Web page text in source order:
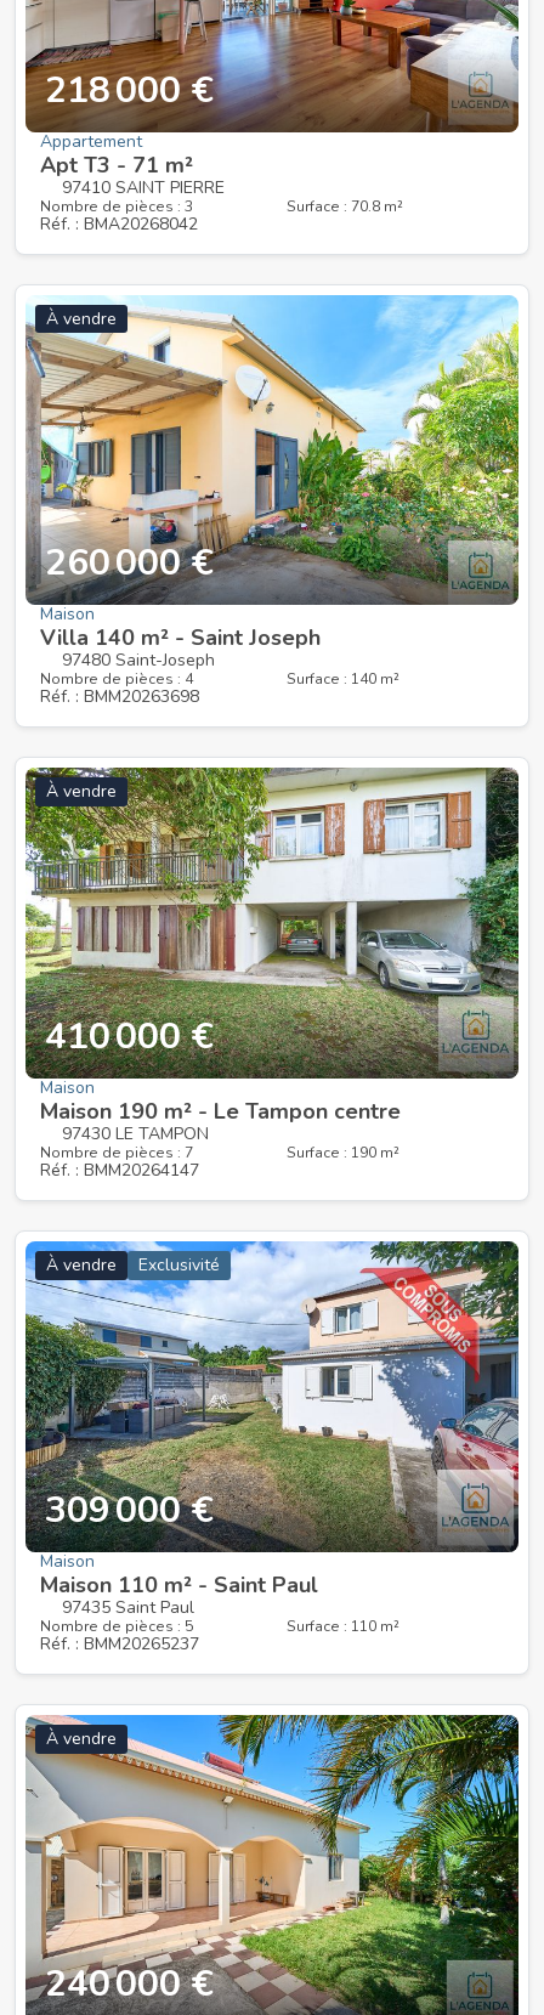
218 000 €
Appartement
Apt T3 - 71 m²
97410 SAINT PIERRE
Nombre de pièces : 3 Surface : 70.8 m²
Réf. : BMA20268042
À vendre
260 000 €
Maison
Villa 140 m² - Saint Joseph
97480 Saint-Joseph
Nombre de pièces : 4 Surface : 140 m²
Réf. : BMM20263698
À vendre
410 000 €
Maison
Maison 190 m² - Le Tampon centre
97430 LE TAMPON
Nombre de pièces : 7 Surface : 190 m²
Réf. : BMM20264147
À vendre Exclusivité
309 000 €
Maison
Maison 110 m² - Saint Paul
97435 Saint Paul
Nombre de pièces : 5 Surface : 110 m²
Réf. : BMM20265237
À vendre
240 000 €